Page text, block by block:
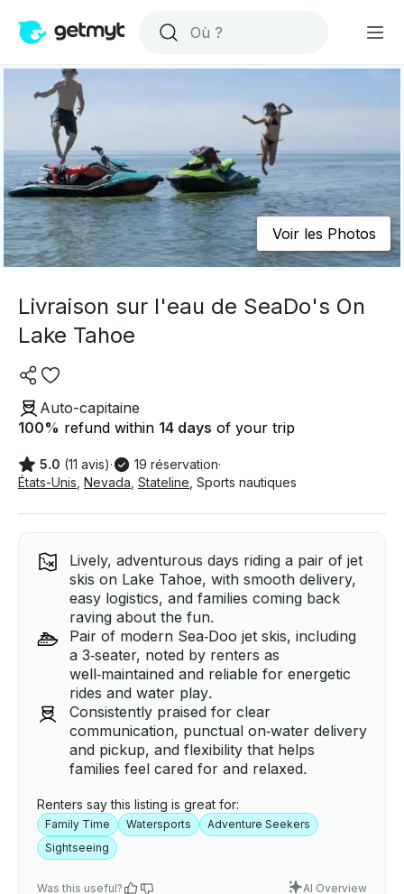
Voir les Photos
Livraison sur l'eau de SeaDo's On
Lake Tahoe
Auto-capitaine
100% refund within 14 days of your trip
5.0 (11 avis)· 19 réservation·
États-Unis Nevada Stateline Sports nautiques
Lively, adventurous days riding a pair of jet
skis on Lake Tahoe, with smooth delivery,
easy logistics, and families coming back
raving about the fun.
Pair of modern Sea‑Doo jet skis, including
a 3‑seater, noted by renters as
well‑maintained and reliable for energetic
rides and water play.
Consistently praised for clear
communication, punctual on‑water delivery
and pickup, and flexibility that helps
families feel cared for and relaxed.
Renters say this listing is great for:
Family Time Watersports
Adventure Seekers
Sightseeing
Was this useful? AI Overview